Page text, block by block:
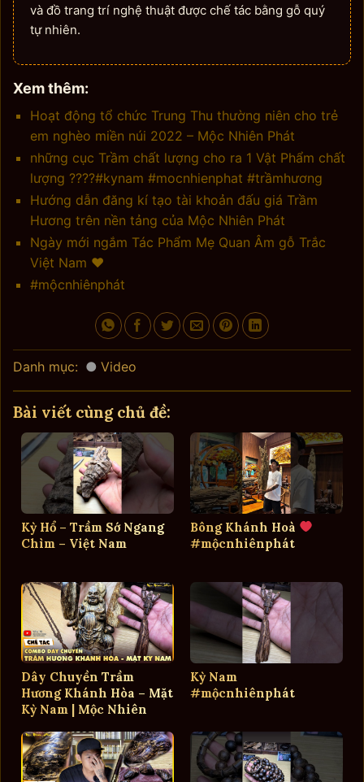
và đồ trang trí nghệ thuật được chế tác bằng gỗ quý
tự nhiên.
Xem thêm:
Hoạt động tổ chức Trung Thu thường niên cho trẻ
em nghèo miền núi 2022 – Mộc Nhiên Phát
những cục Trầm chất lượng cho ra 1 Vật Phẩm chất
lượng ????#kynam #mocnhienphat #trầmhương
Hướng dẫn đăng kí tạo tài khoản đấu giá Trầm
Hương trên nền tảng của Mộc Nhiên Phát
Ngày mới ngắm Tác Phẩm Mẹ Quan Âm gỗ Trắc
Việt Nam ♥️
#mộcnhiênphát
Danh mục: Video
Bài viết cùng chủ đề:
Kỳ Hổ – Trầm Sớ Ngang
Chìm – Việt Nam
Bông Khánh Hoà
#mộcnhiênphát
Dây Chuyền Trầm
Hương Khánh Hòa – Mặt
Kỳ Nam | Mộc Nhiên
Kỳ Nam
#mộcnhiênphát